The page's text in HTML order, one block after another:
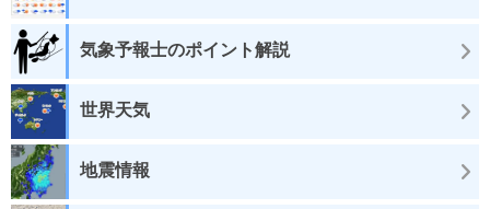
気象予報士のポイント解説
世界天気
地震情報